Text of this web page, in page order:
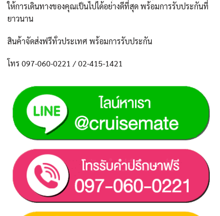
ให้การเดินทางของคุณเป็นไปได้อย่างดีที่สุด พร้อมการรับประกันที่
ยาวนาน
สินค้าจัดส่งฟรีทั่วประเทศ พร้อมการรับประกัน
โทร 097-060-0221 / 02-415-1421